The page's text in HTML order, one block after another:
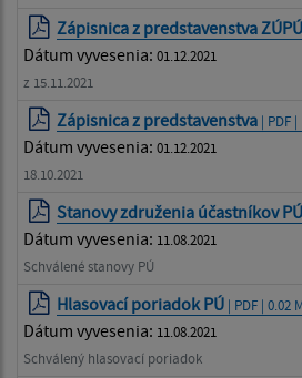
Zápisnica z predstavenstva ZÚPÚ
Dátum vyvesenia: 01.12.2021
z 15.11.2021
Zápisnica z predstavenstva | PDF
Dátum vyvesenia: 01.12.2021
18.10.2021
Stanovy združenia účastníkov PÚ
Dátum vyvesenia: 11.08.2021
Schválené stanovy PÚ
Hlasovací poriadok PÚ | PDF | 0.02
Dátum vyvesenia: 11.08.2021
Schválený hlasovací poriadok